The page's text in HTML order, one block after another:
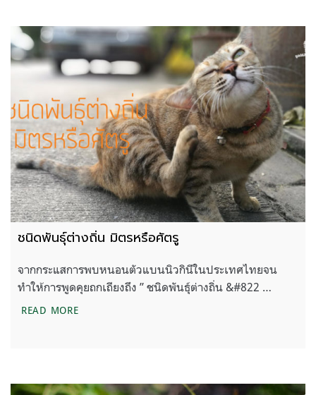
ชนิดพันธุ์ต่างถิ่น มิตรหรือศัตรู
จากกระแสการพบหนอนตัวแบนนิวกินีในประเทศไทยจน
ทำให้การพูดคุยถกเถียงถึง ” ชนิดพันธุ์ต่างถิ่น &#822 …
READ MOREชนิดพันธุ์ต่างถิ่น มิตรหรือศัตรู